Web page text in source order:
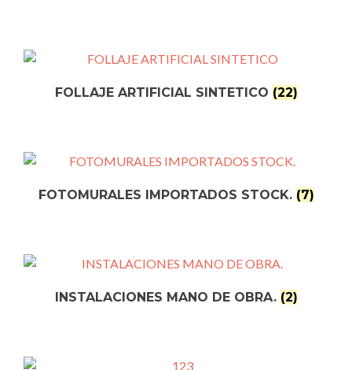
FOLLAJE ARTIFICIAL SINTETICO (22)
FOTOMURALES IMPORTADOS STOCK. (7)
INSTALACIONES MANO DE OBRA. (2)